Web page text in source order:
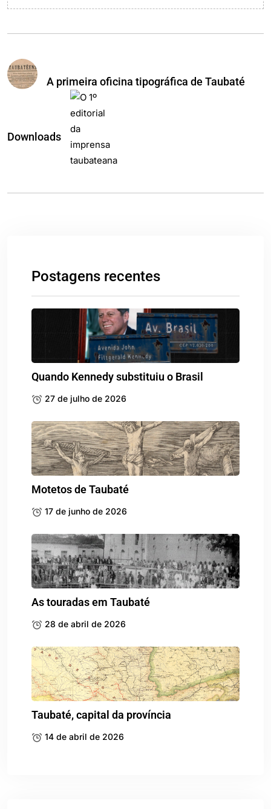
A primeira oficina tipográfica de Taubaté
Downloads
Postagens recentes
Quando Kennedy substituiu o Brasil
27 de julho de 2026
Motetos de Taubaté
17 de junho de 2026
As touradas em Taubaté
28 de abril de 2026
Taubaté, capital da província
14 de abril de 2026